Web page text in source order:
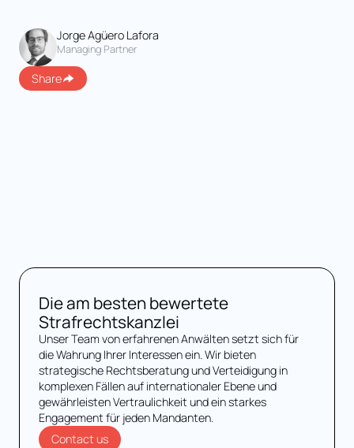
Jorge Agüero Lafora
Managing Partner
Share
Die am besten bewertete
Strafrechtskanzlei
Unser Team von erfahrenen Anwälten setzt sich für
die Wahrung Ihrer Interessen ein. Wir bieten
strategische Rechtsberatung und Verteidigung in
komplexen Fällen auf internationaler Ebene und
gewährleisten Vertraulichkeit und ein starkes
Engagement für jeden Mandanten.
Contact us